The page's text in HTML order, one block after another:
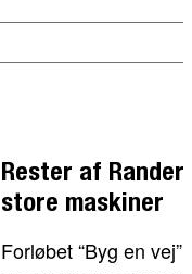
Rester af
store maskiner
Forløbet “Byg en